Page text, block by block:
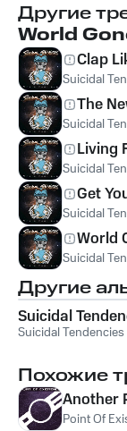
Другие
World
Clap
Suicidal
The
Suicidal
Living
Suicidal
Get
Suicidal
World
Suicidal
Другие
Suicidal
Suicidal Tendencies
Похожие
Another
Point Of